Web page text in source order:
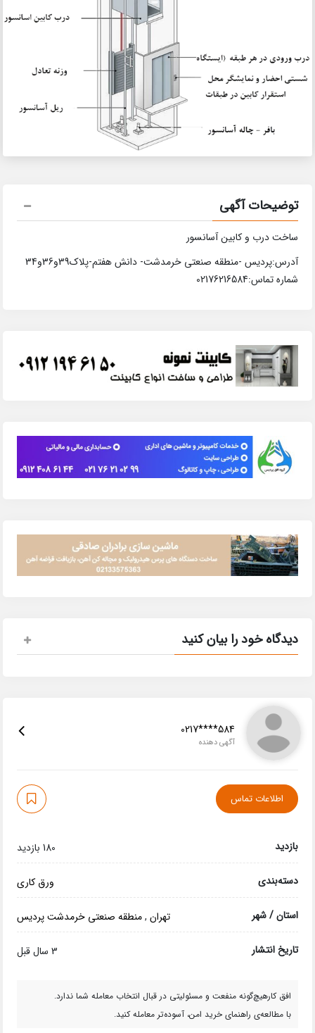
توضیحات آگهی
ساخت درب و کابین آسانسور
آدرس:پردیس -منطقه صنعتی خرمدشت- دانش هفتم-پلاک39و36و34
شماره تماس:02176216584
دیدگاه خود را بیان کنید
0217****584
آگهی دهنده
اطلاعات تماس
بازدید 180 بازدید
دسته‌بندی ورق کاری
استان / شهر تهران,منطقه صنعتی خرمدشت پردیس
تاریخ انتشار 3 سال قبل
افق کارهیچ‌گونه منفعت و مسئولیتی در قبال انتخاب معامله شما ندارد.
با مطالعه‌ی راهنمای خرید امن، آسوده‌تر معامله کنید.